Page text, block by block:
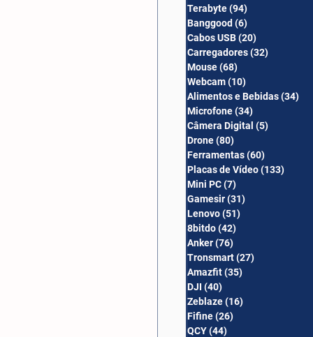
Terabyte(94)
Banggood (6)
Cabos USB(20)
Carregadores(32)
Mouse(68)
Webcam(10)
Alimentos e Bebidas(34)
Microfone(34)
Câmera Digital (5)
Drone(80)
Ferramentas(60)
Placas de Vídeo(133)
Mini PC(7)
Gamesir(31)
Lenovo(51)
8bitdo(42)
Anker(76)
Tronsmart(27)
Amazfit(35)
DJI (40)
Zeblaze(16)
Fifine(26)
QCY(44)